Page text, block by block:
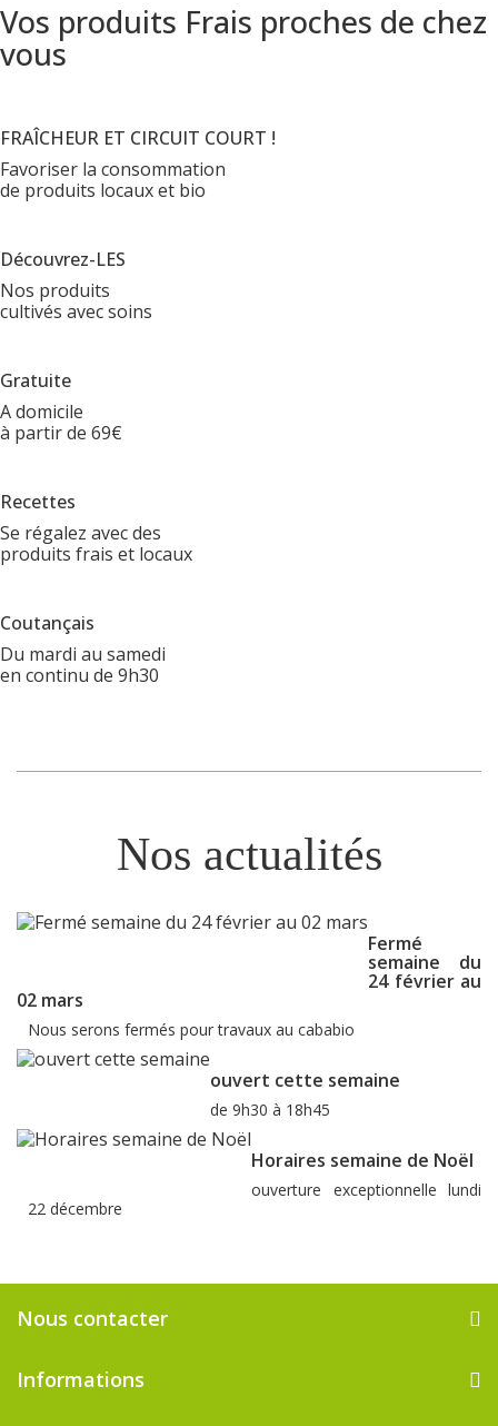
Vos produits Frais proches de chez
vous
FRAÎCHEUR ET CIRCUIT COURT !
Favoriser la consommation
de produits locaux et bio
Découvrez-LES
Nos produits
cultivés avec soins
Gratuite
A domicile
à partir de 69€
Recettes
Se régalez avec des
produits frais et locaux
Coutançais
Du mardi au samedi
en continu de 9h30
Nos actualités
Fermé
semaine du
24 février au
02 mars
Nous serons fermés pour travaux au cababio
ouvert cette semaine
de 9h30 à 18h45
Horaires semaine de Noël
ouverture exceptionnelle lundi
22 décembre
Nous contacter
Informations